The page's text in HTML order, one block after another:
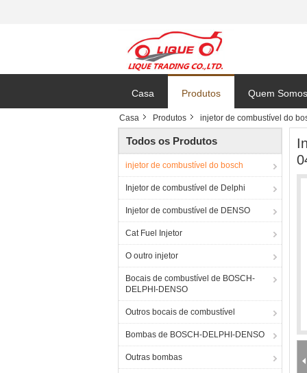
Casa Produtos Quem Somos
Casa Produtos injetor de combustível do
Todos os Produtos
injetor de combustível do bosch
Injetor de combustível de Delphi
Injetor de combustível de DENSO
Cat Fuel Injetor
O outro injetor
Bocais de combustível de BOSCH-
DELPHI-DENSO
Outros bocais de combustível
Bombas de BOSCH-DELPHI-DENSO
Outras bombas